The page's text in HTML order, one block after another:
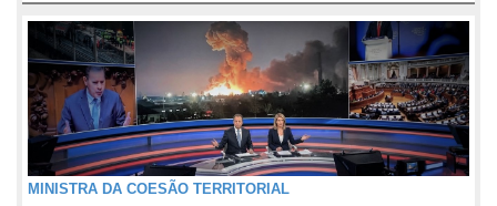
MINISTRA DA COESÃO TERRITORIAL